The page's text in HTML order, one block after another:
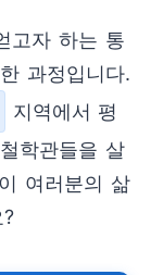
고자 하는 통
과정입니다.
지역에서 평
학관들을 살
여러분의 삶